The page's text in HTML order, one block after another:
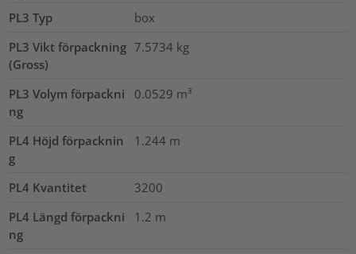
PL3 Typ
box
PL3 Vikt förpackning
(Gross)
7.5734 kg
PL3 Volym förpackni
ng
0.0529 m³
PL4 Höjd förpacknin
g
1.244 m
PL4 Kvantitet
3200
PL4 Längd förpackni
ng
1.2 m